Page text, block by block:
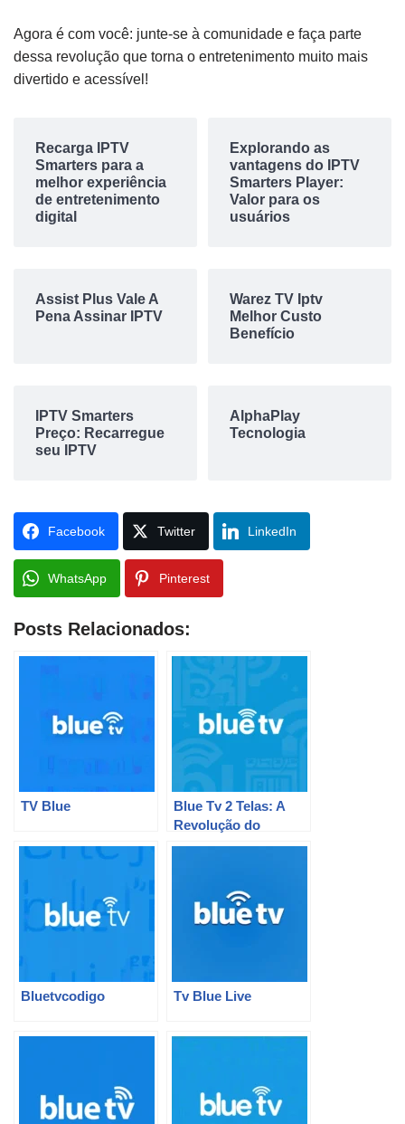
Agora é com você: junte-se à comunidade e faça parte
dessa revolução que torna o entretenimento muito mais
divertido e acessível!
Recarga IPTV
Smarters para a
melhor experiência
de entretenimento
digital
Explorando as
vantagens do IPTV
Smarters Player:
Valor para os
usuários
Assist Plus Vale A
Pena Assinar IPTV
Warez TV Iptv
Melhor Custo
Benefício
IPTV Smarters
Preço: Recarregue
seu IPTV
AlphaPlay
Tecnologia
Facebook Twitter LinkedIn
WhatsApp Pinterest
Posts Relacionados:
TV Blue
Blue Tv 2 Telas: A
Revolução do
Entretenimento em
Bluetvcodigo Tv Blue Live